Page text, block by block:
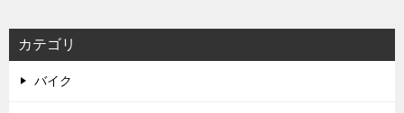
カテゴリ
バイク